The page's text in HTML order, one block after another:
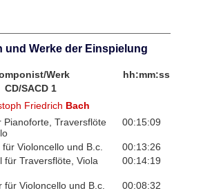
und Werke der Einspielung
Werk
hh:mm:ss
CD/SACD 1
Friedrich Bach
Pianoforte, Traversflöte
00:15:09
Violoncello und B.c.
00:13:26
für Traversflöte, Viola
00:14:19
für Violoncello und B.c.
00:08:32